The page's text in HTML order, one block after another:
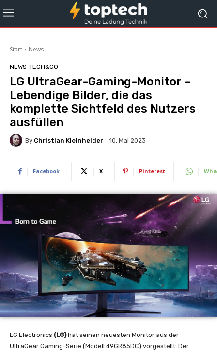
Start News
NEWS TECH&CO
LG UltraGear-Gaming-Monitor –
Lebendige Bilder, die das
komplette Sichtfeld des Nutzers
ausfüllen
By Christian Kleinheider 10. Mai 2023
Facebook X Pinterest
LG Electronics (LG)hat seinen neuesten Monitor aus der
UltraGear Gaming-Serie (Modell 49GR85DC) vorgestellt: Der